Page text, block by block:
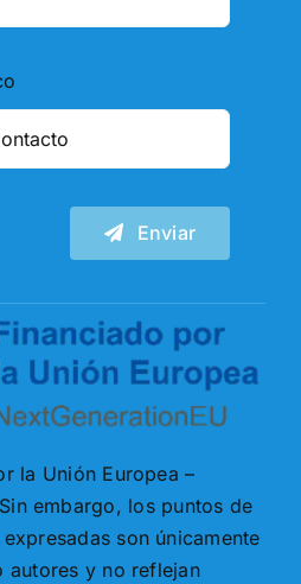
Enviar
la Unión Europea –
embargo, los puntos de
son únicamente
autores y no reflejan